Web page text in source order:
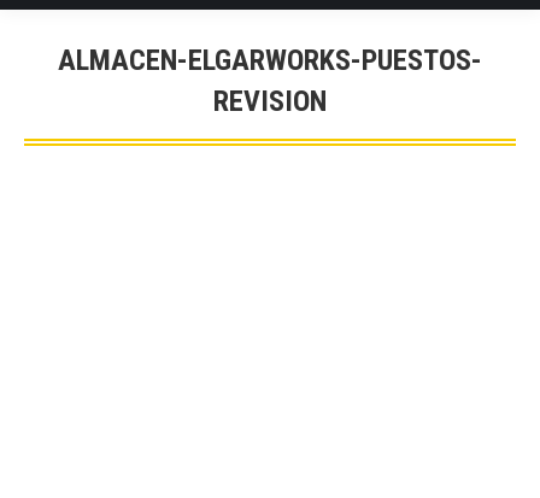
ALMACEN-ELGARWORKS-PUESTOS-
REVISION
You are here: